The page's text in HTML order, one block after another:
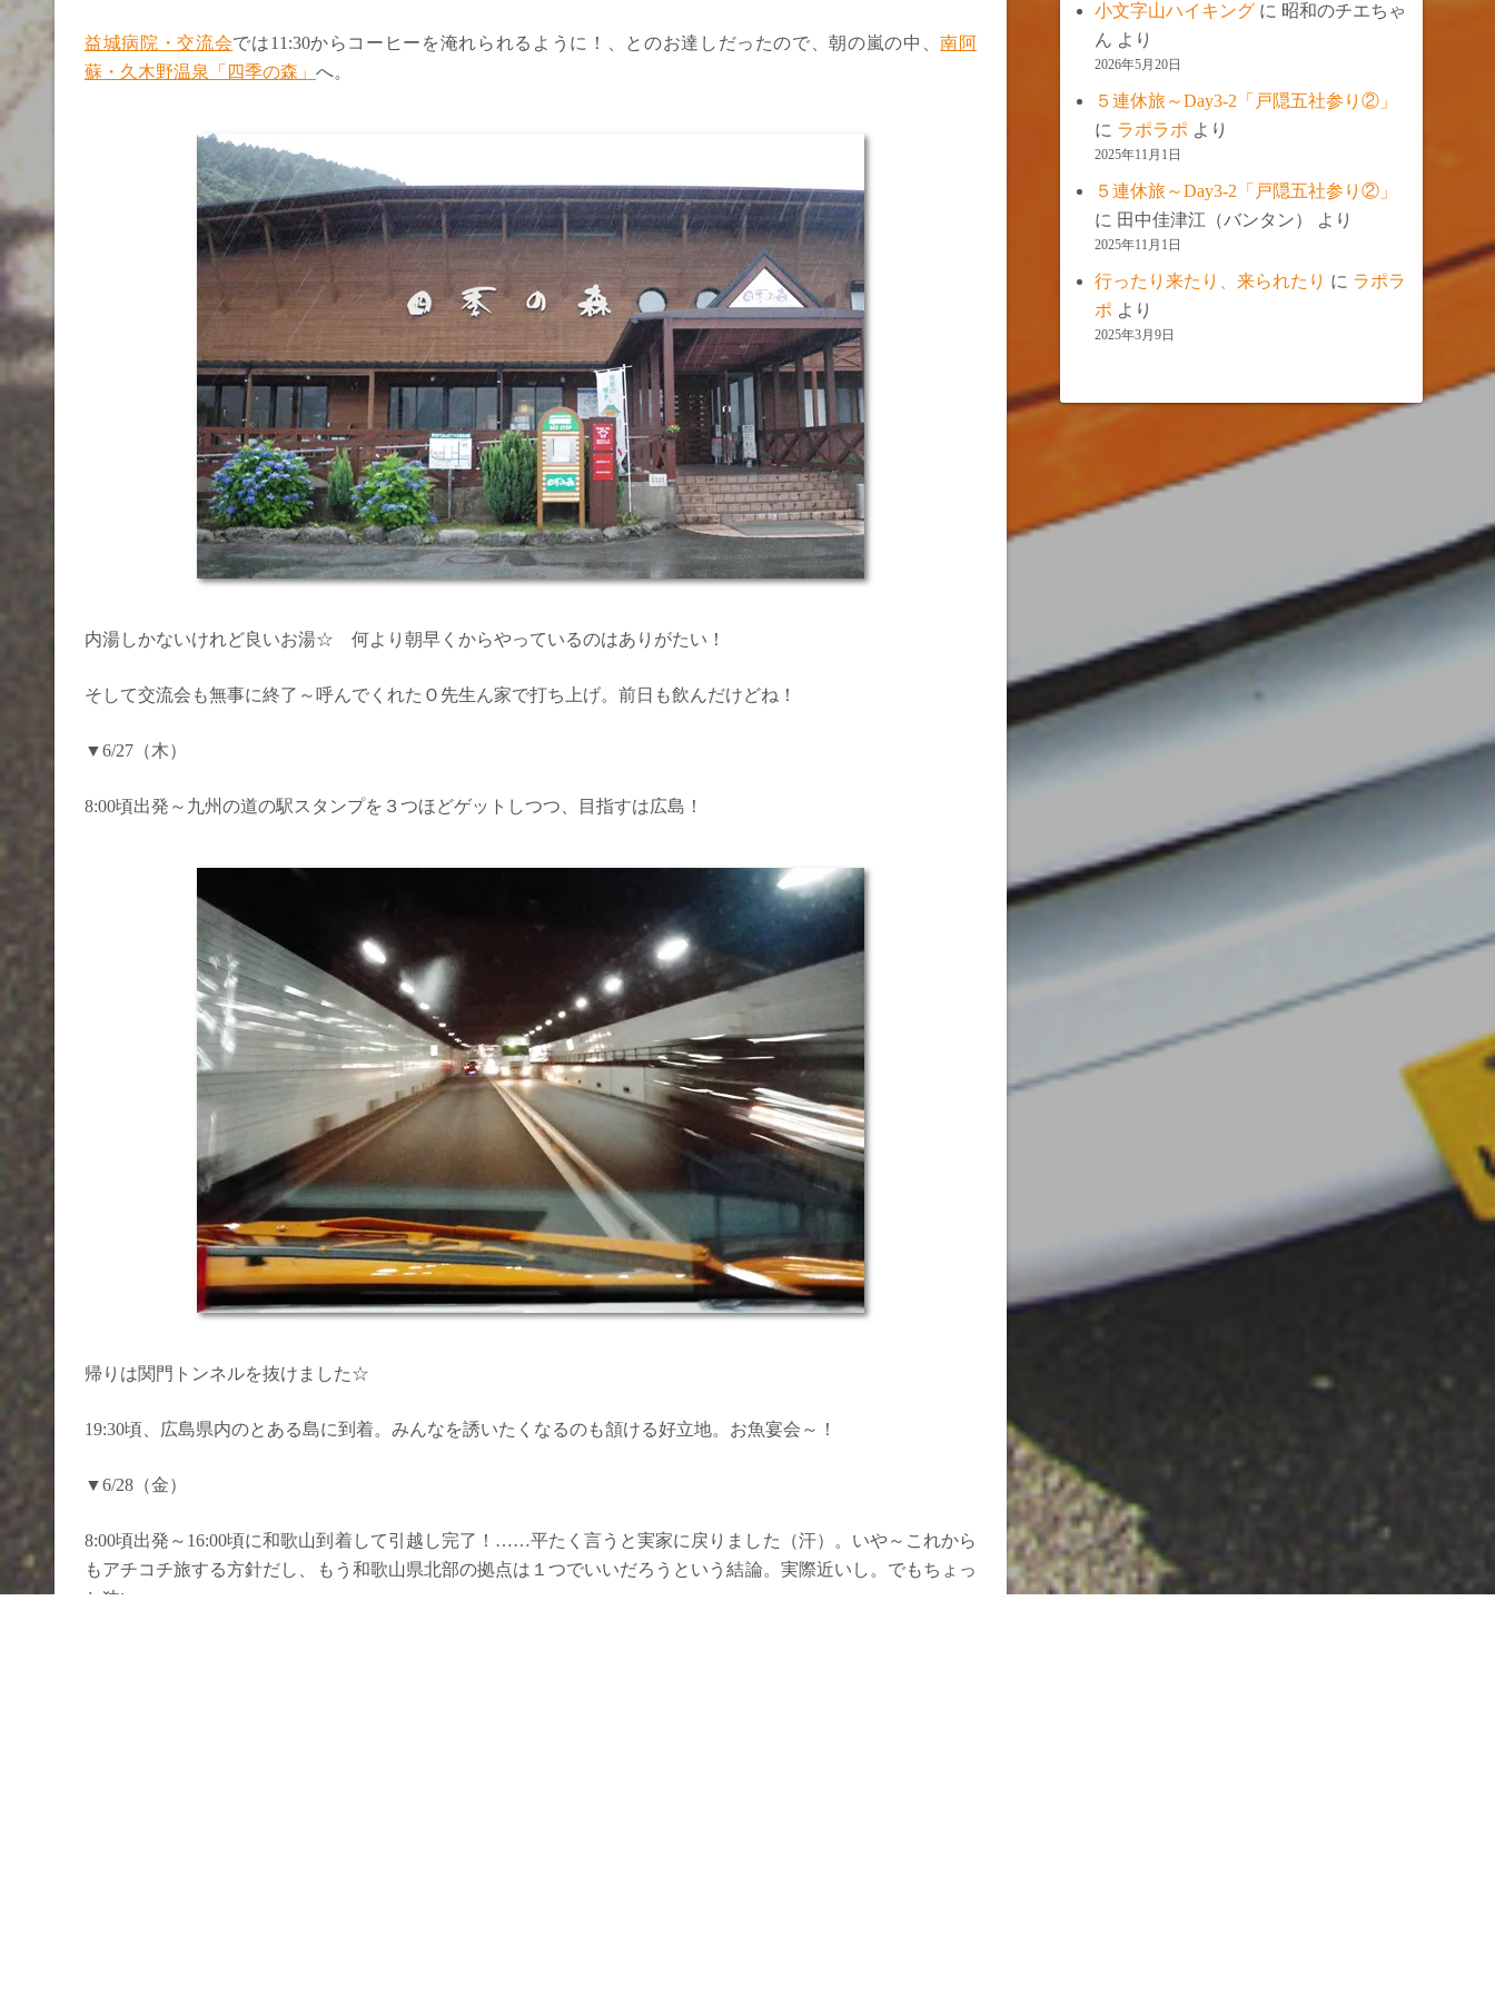
益城病院・交流会では11:30からコーヒーを淹れられるように！、とのお達しだったので、朝の嵐の中、南阿
蘇・久木野温泉「四季の森」 へ。
内湯しかないけれど良いお湯☆ 何より朝早くからやっているのはありがたい！
そして交流会も無事に終了～呼んでくれたＯ先生ん家で打ち上げ。前日も飲んだけどね！
▼6/27（木）
8:00頃出発～九州の道の駅スタンプを３つほどゲットしつつ、目指すは広島！
帰りは関門トンネルを抜けました☆
19:30頃、広島県内のとある島に到着。みんなを誘いたくなるのも頷ける好立地。お魚宴会～！
▼6/28（金）
8:00頃出発～16:00頃に和歌山到着して引越し完了！……平たく言うと実家に戻りました（汗）。いや～これから
もアチコチ旅する方針だし、もう和歌山県北部の拠点は１つでいいだろうという結論。実際近いし。でもちょっ
と狭い……。
小文字山ハイキング に 昭和のチエちゃ
ん より
2026年5月20日
５連休旅～Day3-2「戸隠五社参り②」
に ラポラポ より
2025年11月1日
５連休旅～Day3-2「戸隠五社参り②」
に 田中佳津江（バンタン） より
2025年11月1日
行ったり来たり、来られたり に ラポラ
ポ より
2025年3月9日